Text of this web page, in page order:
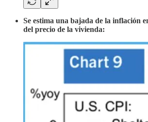
Se estima una bajada de la inflación
del precio de la vivienda: